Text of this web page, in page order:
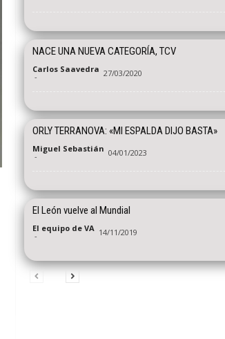
NACE UNA NUEVA CATEGORÍA, TCV
Carlos Saavedra
- 27/03/2020
ORLY TERRANOVA: «MI ESPALDA DIJO BASTA»
Miguel Sebastián
- 04/01/2023
El León vuelve al Mundial
El equipo de VA
- 14/11/2019